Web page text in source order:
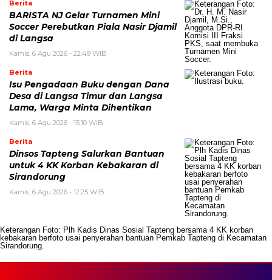
Berita
BARISTA NJ Gelar Turnamen Mini
Soccer Perebutkan Piala Nasir Djamil
di Langsa
Kamis, 6 Agu 2026 - 22:49 WIB
Berita
Isu Pengadaan Buku dengan Dana
Desa di Langsa Timur dan Langsa
Lama, Warga Minta Dihentikan
Kamis, 6 Agu 2026 - 15:10 WIB
Berita
Dinsos Tapteng Salurkan Bantuan
untuk 4 KK Korban Kebakaran di
Sirandorung
Kamis, 6 Agu 2026 - 12:25 WIB
Keterangan Foto: Plh Kadis Dinas Sosial Tapteng bersama 4 KK korban
kebakaran berfoto usai penyerahan bantuan Pemkab Tapteng di Kecamatan
Sirandorung.